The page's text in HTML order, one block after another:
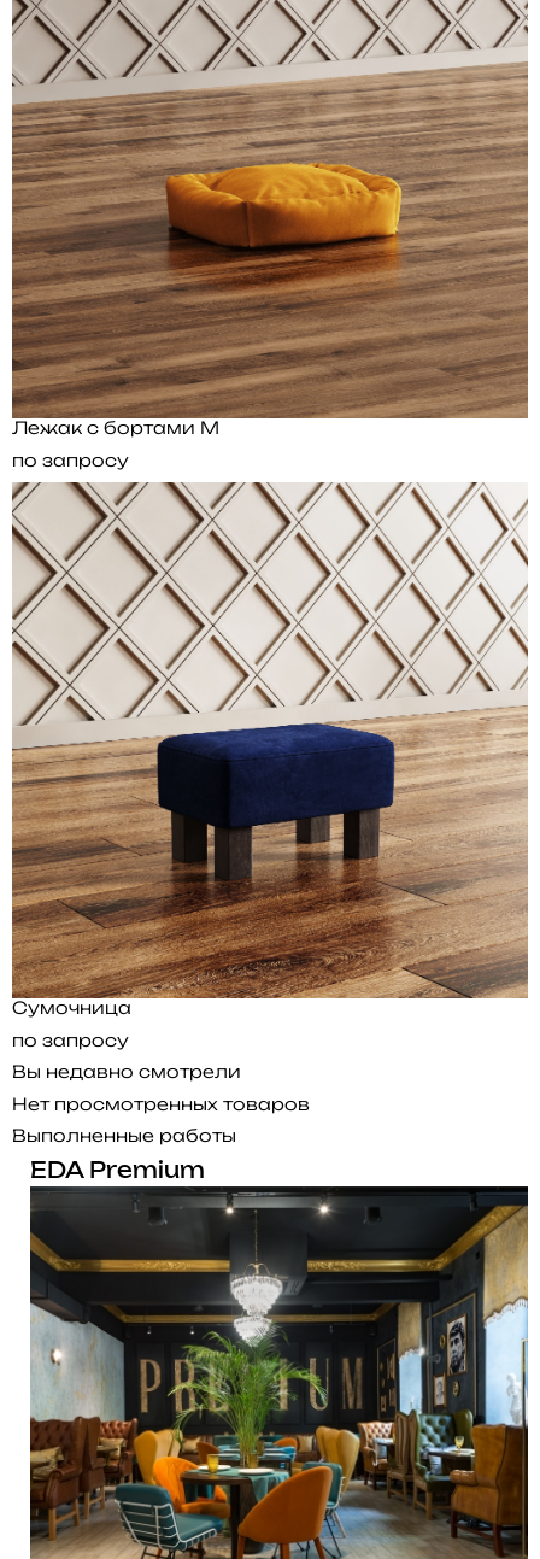
Лежак с бортами M
по запросу
Сумочница
по запросу
Вы недавно смотрели
Нет просмотренных товаров
Выполненные работы
EDA Premium